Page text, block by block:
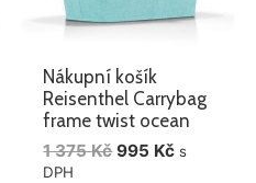
Nákupní košík
Reisenthel Carrybag
frame twist ocean
1 375Kč 995 Kč s
DPH